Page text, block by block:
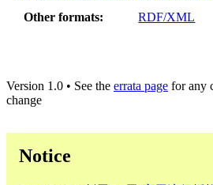
Other formats
RDF/XML
Version 1.0 • See the errata page for any
change
Notice